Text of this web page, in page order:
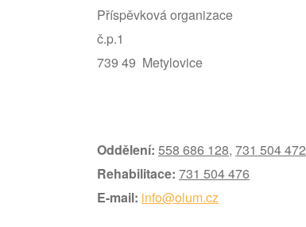
Příspěvková organizace
č.p.1
739 49 Metylovice
Oddělení: 558 686 128, 731 504 472
Rehabilitace: 731 504 476
E-mail: info@olum.cz